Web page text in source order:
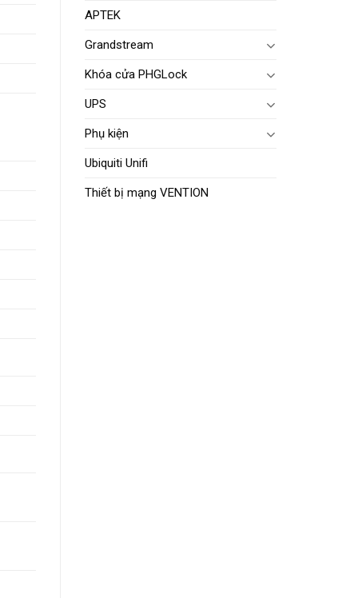
APTEK
Grandstream
Khóa cửa PHGLock
UPS
Phụ kiện
Ubiquiti Unifi
Thiết bị mạng VENTION